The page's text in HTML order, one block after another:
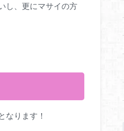
し、更にマサイの方
ります！